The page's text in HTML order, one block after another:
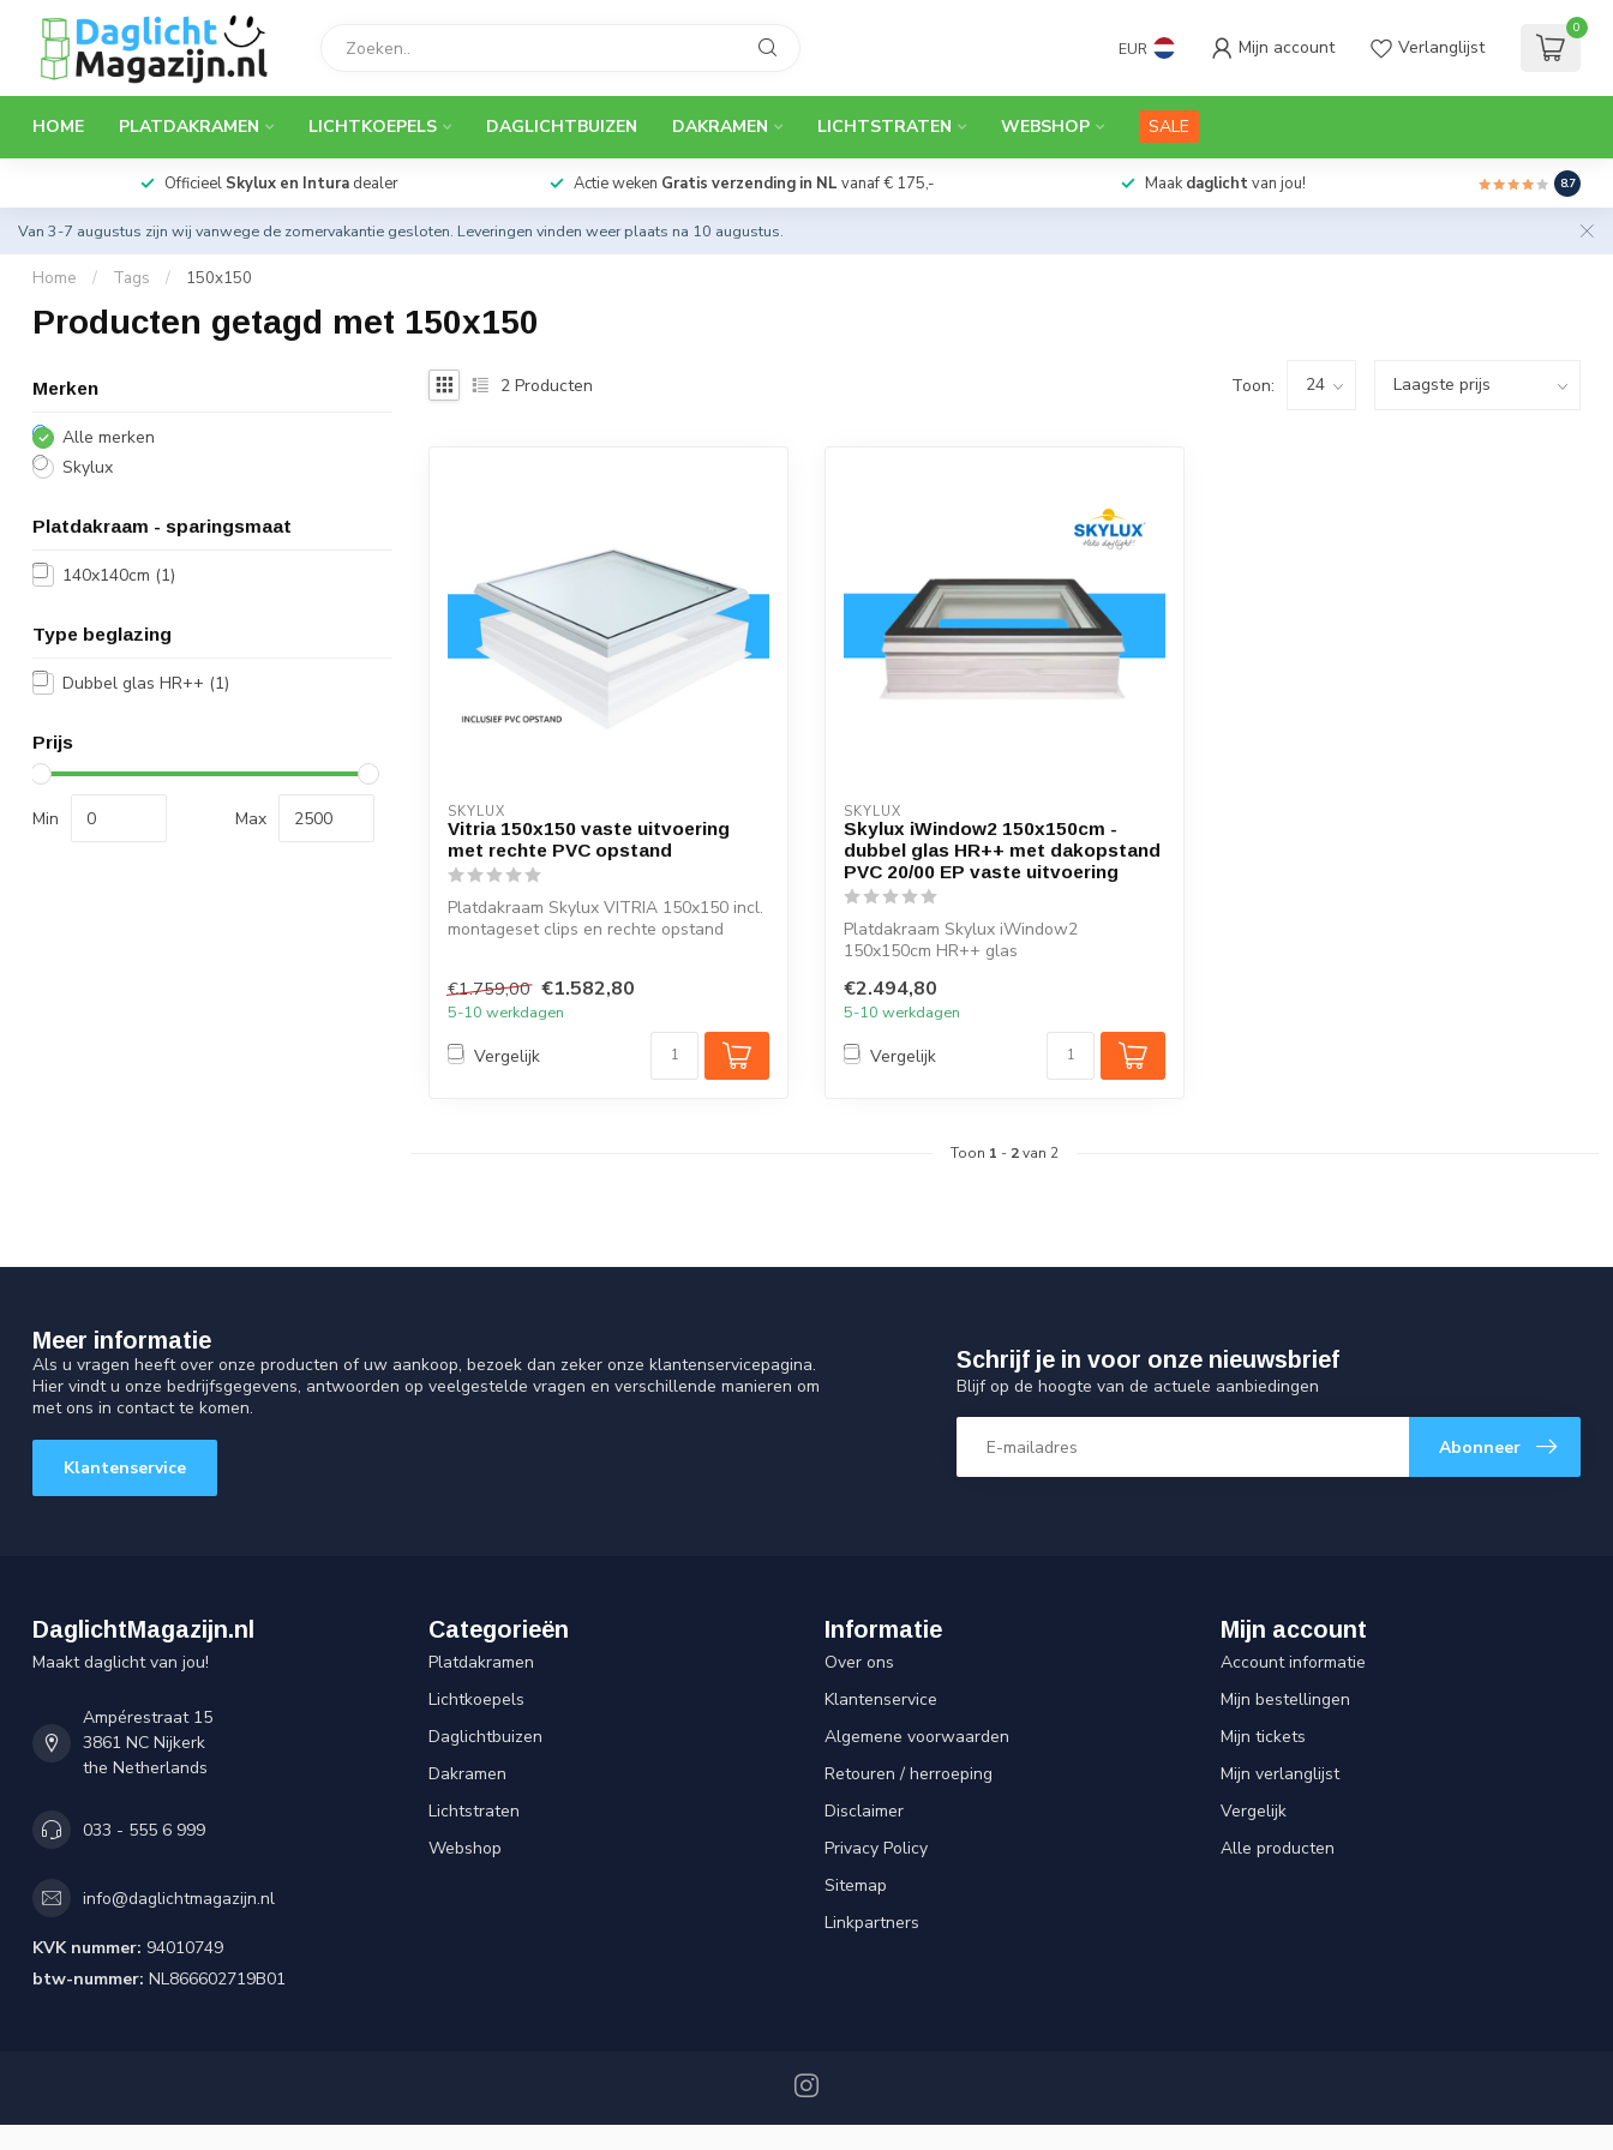
EUR Mijn account Verlanglijst
0
HOME PLATDAKRAMEN LICHTKOEPELS DAGLICHTBUIZEN DAKRAMEN LICHTSTRATEN WEBSHOP SALE
Officieel Skylux en Intura dealer Actie weken Gratis verzending in NL vanaf € 175,- Maakdaglichtvan jou! 8.7
Van 3-7 augustus zijn wij vanwege de zomervakantie gesloten. Leveringen vinden weer plaats na 10 augustus.
Home / Tags / 150x150
Producten getagd met 150x150
Merken
Alle merken
Skylux
Platdakraam - sparingsmaat
140x140cm (1)
Type beglazing
Dubbel glas HR++ (1)
Prijs
Min Max
2 Producten Toon:
SKYLUX
Vitria 150x150 vaste uitvoering
met rechte PVC opstand
Platdakraam Skylux VITRIA 150x150 incl.
montageset clips en rechte opstand
€1.759,00 €1.582,80
5-10 werkdagen
Vergelijk
SKYLUX
Skylux iWindow2 150x150cm -
dubbel glas HR++ met dakopstand
PVC 20/00 EP vaste uitvoering
Platdakraam Skylux iWindow2
150x150cm HR++ glas
€2.494,80
5-10 werkdagen
Vergelijk
Toon 1 - 2van 2
Meer informatie
Als u vragen heeft over onze producten of uw aankoop, bezoek dan zeker onze klantenservicepagina.
Hier vindt u onze bedrijfsgegevens, antwoorden op veelgestelde vragen en verschillende manieren om
met ons in contact te komen.
Klantenservice
Schrijf je in voor onze nieuwsbrief
Blijf op de hoogte van de actuele aanbiedingen
Abonneer
DaglichtMagazijn.nl
Maakt daglicht van jou!
Ampérestraat 15
3861 NC Nijkerk
the Netherlands
033 - 555 6 999
info@daglichtmagazijn.nl
KVK nummer: 94010749
btw-nummer: NL866602719B01
Categorieën
Platdakramen
Lichtkoepels
Daglichtbuizen
Dakramen
Lichtstraten
Webshop
Informatie
Over ons
Klantenservice
Algemene voorwaarden
Retouren / herroeping
Disclaimer
Privacy Policy
Sitemap
Linkpartners
Mijn account
Account informatie
Mijn bestellingen
Mijn tickets
Mijn verlanglijst
Vergelijk
Alle producten